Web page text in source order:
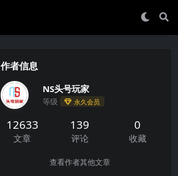
作者信息
NS头号玩家
等级 永久会员
12633
文章
139
评论
0
收藏
查看作者其他文章